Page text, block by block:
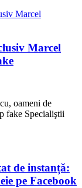
Marcel
oameni de
fake Specialiştii
de instanță:
pe Facebook